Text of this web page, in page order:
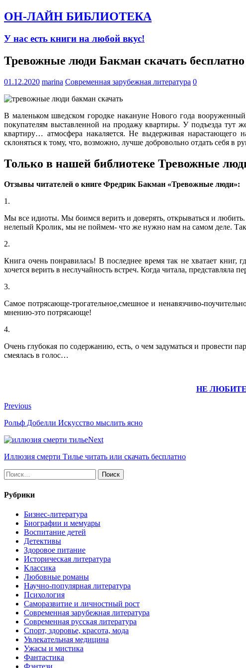
ОН-ЛАЙН БИБЛИОТЕКА
У нас есть книги на любой вкус!
Тревожные люди Бакман скачать бесплатно
01.12.2020 marina Современная зарубежная литература 0
В маленьком шведском городке накануне Нового года
покупателям выставленной на продажу квартиры. У подъезда тут
квартиру… атмосфера накаляется. Не выдерживая
склоняться к тому, что, возможно, лучше добровольно отдать себя
Только в нашей библиотеке Тревожные
Отзывы читателей о книге Фредрик Бакман «Тревожные люди»:
1.
Мы все идиоты. Мы боимся верить и доверять, открываться и
нелепый Кролик, мы не поймем- что же нужно нам на самом деле.
2.
Книга очень понравилась! В последнее время так не хватает книг,
хочется верить в неслучайность встреч. Когда читала, представляла
3.
Самое потрясающе-трогательное,смешное и ненавязчиво-
мнению-это потрясающе!
4.
Очень глубокая по содержанию, есть, о чем задуматься и
смеялась в голос…
НЕ
Previous
Рольф Добелли Искусство мыслить ясно
Next
Иллюзия смерти Тилье читать или скачать бесплатно
Найти:
Рубрики
Бизнес-литература
Биографии и мемуары
Воспитание детей
Детективы
Здоровое питание
Историческая литература
Классика
Любовные романы
Научно-популярная литература
Психология
Саморазвитие и личностный рост
Современная зарубежная литература
Современная русская литература
Спорт, здоровье, красота, мода
Увлекательная медицина
Ужасы и мистика
Фантастика
Фэнтези